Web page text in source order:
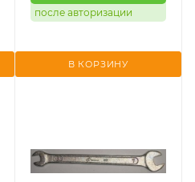
после авторизации
В КОРЗИНУ